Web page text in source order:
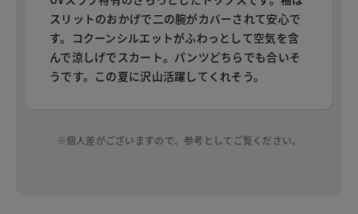
スリットのおかげで二の腕がカバーされて安心で
す。コクーンシルエットがふわっとして空気を含
んで涼しげでスカート。パンツどちらでも合いそ
うです。この夏に沢山活躍してくれそう。
※個人差がございますので、参考としてご覧ください。